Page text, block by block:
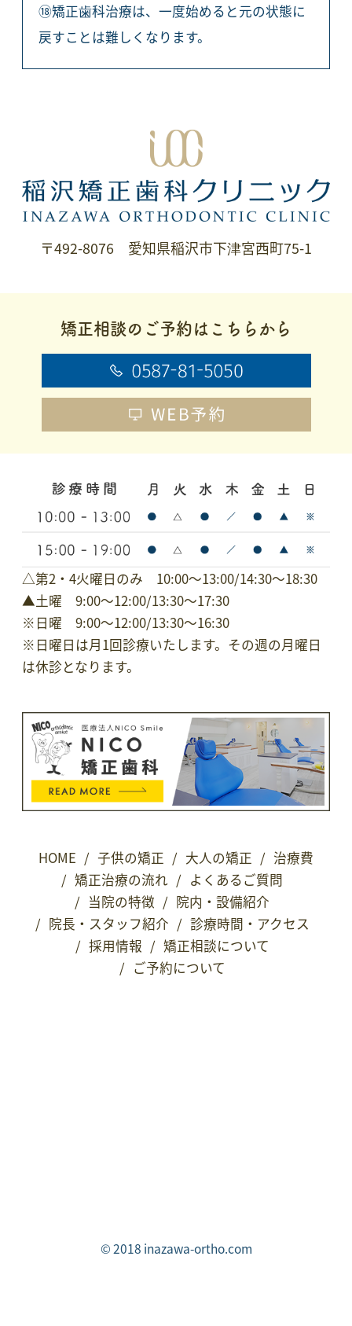
⑱矯正歯科治療は、一度始めると元の状態に
戻すことは難しくなります。
〒492-8076 愛知県稲沢市下津宮西町75-1
矯正相談のご予約はこちらから
△第2・4火曜日のみ 10:00～13:00/14:30〜18:30
▲土曜 9:00～12:00/13:30～17:30
※日曜 9:00～12:00/13:30～16:30
※ 日曜日は月1回診療いたします。その週の月曜日
は休診となります。
HOME / 子供の矯正 / 大人の矯正 / 治療費
/ 矯正治療の流れ / よくあるご質問
/ 当院の特徴 / 院内・設備紹介
/ 院長・スタッフ紹介 / 診療時間・アクセス
/ 採用情報 / 矯正相談について
/ ご予約について
© 2018 inazawa-ortho.com